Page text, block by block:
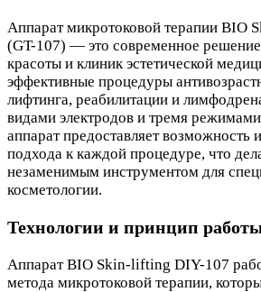
Аппарат микротоковой терапии BIO
(GT-107) — это современное
красоты и клиник эстетической
эффективные процедуры
лифтинга, реабилитации и
видами электродов и тремя
аппарат предоставляет возможность
подхода к каждой процедуре, что
незаменимым инструментом для
косметологии.
Технологии и принцип
Аппарат BIO Skin-lifting DIY-107
метода микротоковой терапии,